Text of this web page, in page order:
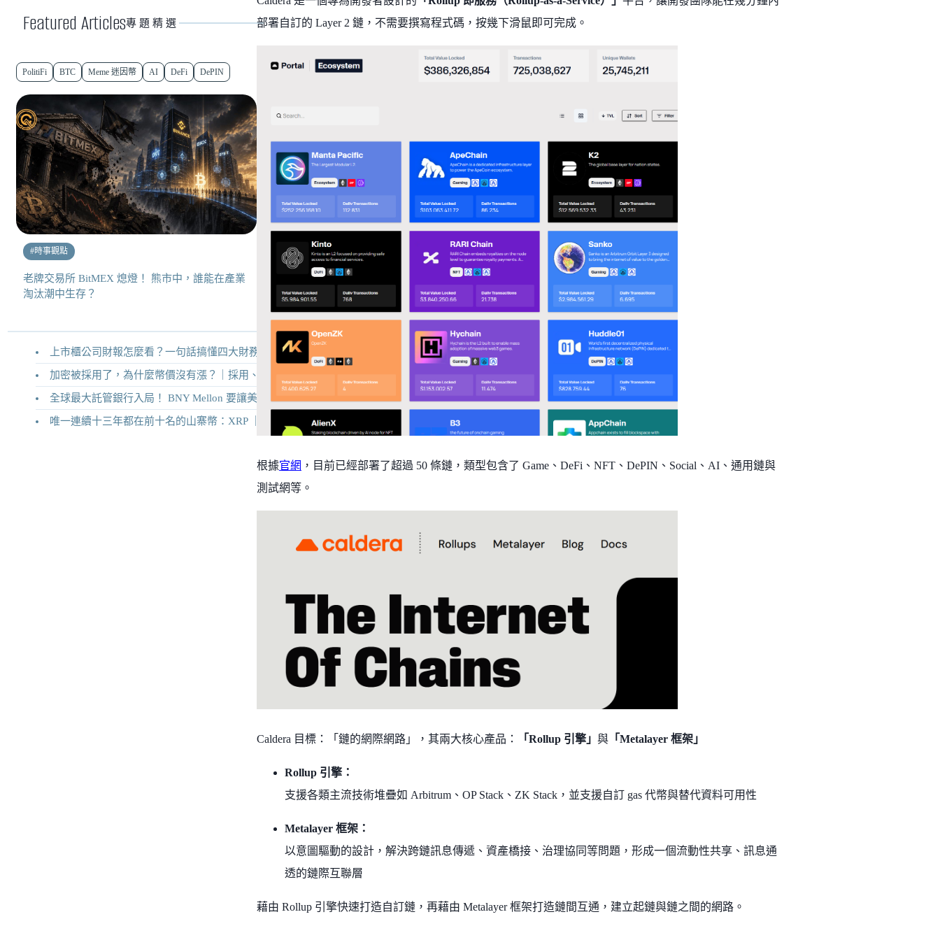
Featured Articles專題精選
PolitiFi BTC Meme 迷因幣 AI DeFi DePIN
#時事觀點
老牌交易所 BitMEX 熄燈！ 熊市中，誰能在產業
淘汰潮中生存？
上市櫃公司財報怎麼看？一句話搞懂四大財務報表
加密被採用了，為什麼幣價沒有漲？｜採用、收入與代幣價值捕獲
全球最大託管銀行入局！ BNY Mellon 要讓美債交易 24/7 不打烊
唯一連續十三年都在前十名的山寨幣：XRP ｜Ripple 2026 介紹
部署自訂的 Layer 2 鏈，不需要撰寫程式碼，按幾下滑鼠即可完成。
根據官網 ，目前已經部署了超過 50 條鏈，類型包含了 Game、DeFi、NFT、DePIN、Social、AI、通用鏈與
測試網等。
Caldera 目標：「鏈的網際網路」，其兩大核心產品： 「Rollup 引擎」 與 「Metalayer 框架」
Rollup 引擎：
支援各類主流技術堆疊如 Arbitrum、OP Stack、ZK Stack，並支援自訂 gas 代幣與替代資料可用性
Metalayer 框架：
以意圖驅動的設計，解決跨鏈訊息傳遞、資產橋接、治理協同等問題，形成一個流動性共享、訊息通
透的鏈際互聯層
藉由 Rollup 引擎快速打造自訂鏈，再藉由 Metalayer 框架打造鏈間互通，建立起鏈與鏈之間的網路。